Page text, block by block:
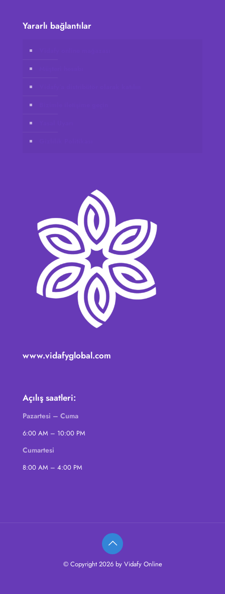
Yararlı bağlantılar
www.vidafyglobal.com
Açılış saatleri:
Pazartesi – Cuma
6:00 AM – 10:00 PM
Cumartesi
8:00 AM – 4:00 PM
© Copyright 2026 by Vidafy Online